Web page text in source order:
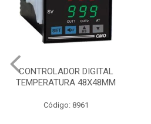
CONTROLADOR DIGITAL
TEMPERATURA 48X48MM
Código: 8961